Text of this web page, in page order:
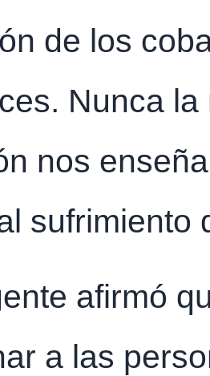
de los
Nunca
nos
sufrimiento
afirmó
a las